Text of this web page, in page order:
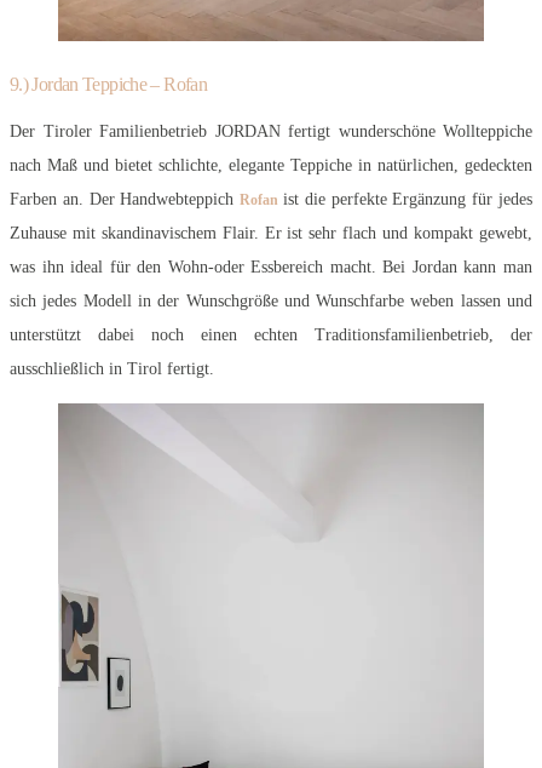
9.) Jordan Teppiche – Rofan
Der Tiroler Familienbetrieb JORDAN fertigt wunderschöne Wollteppiche
nach Maß und bietet schlichte, elegante Teppiche in natürlichen, gedeckten
Farben an. Der HandwebteppichRofanist die perfekte Ergänzung für jedes
Zuhause mit skandinavischem Flair. Er ist sehr flach und kompakt gewebt,
was ihn ideal für den Wohn-oder Essbereich macht. Bei Jordan kann man
sich jedes Modell in der Wunschgröße und Wunschfarbe weben lassen und
unterstützt dabei noch einen echten Traditionsfamilienbetrieb, der
ausschließlich in Tirol fertigt.